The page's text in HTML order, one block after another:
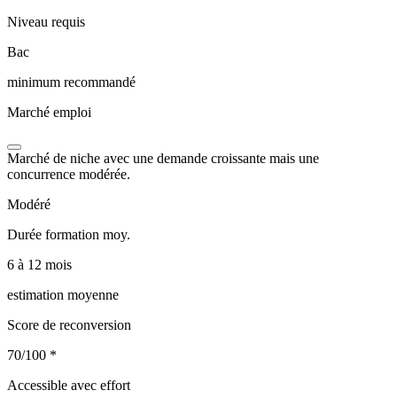
Niveau requis
Bac
minimum recommandé
Marché emploi
Marché de niche avec une demande croissante mais une
concurrence modérée.
Modéré
Durée formation moy.
6 à 12 mois
estimation moyenne
Score de reconversion
70/100 *
Accessible avec effort